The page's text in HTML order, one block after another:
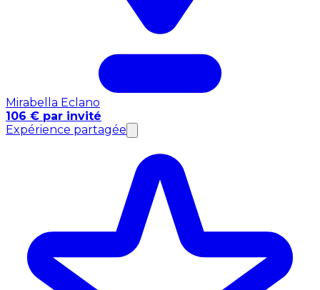
Mirabella Eclano
106 € par invité
Expérience partagée